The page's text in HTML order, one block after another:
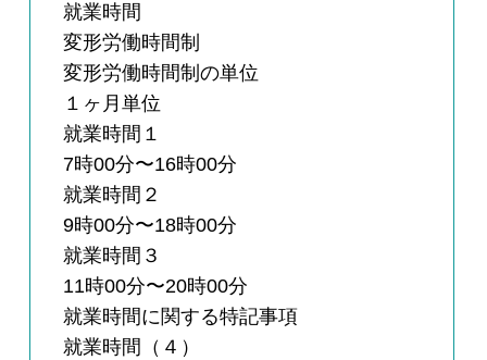
就業時間
変形労働時間制
変形労働時間制の単位
１ヶ月単位
就業時間１
7時00分〜16時00分
就業時間２
9時00分〜18時00分
就業時間３
11時00分〜20時00分
就業時間に関する特記事項
就業時間（４）